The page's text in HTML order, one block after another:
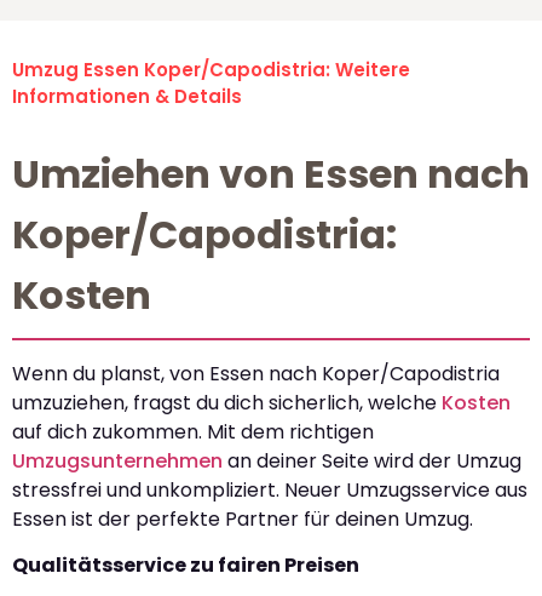
Umzug Essen Koper/Capodistria: Weitere
Informationen & Details
Umziehen von Essen nach
Koper/Capodistria:
Kosten
Wenn du planst, von Essen nach Koper/Capodistria
umzuziehen, fragst du dich sicherlich, welche Kosten
auf dich zukommen. Mit dem richtigen
Umzugsunternehmen an deiner Seite wird der Umzug
stressfrei und unkompliziert. Neuer Umzugsservice aus
Essen ist der perfekte Partner für deinen Umzug.
Qualitätsservice zu fairen Preisen